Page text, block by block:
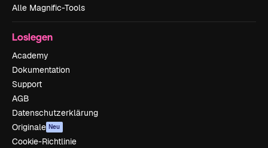
Alle Magnific-Tools
Loslegen
Academy
Dokumentation
Support
AGB
Datenschutzerklärung
Originale Neu
Cookie-Richtlinie